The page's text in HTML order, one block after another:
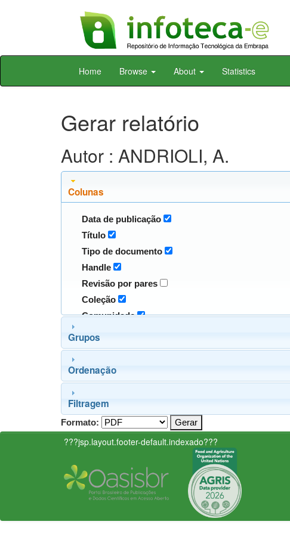
Skip
Home Browse About Statistics
Gerar relatório
Autor : ANDRIOLI, A.
Colunas
Data de publicação
Título
Tipo de documento
Handle
Revisão por pares
Coleção
Comunidade
Grupos
Ordenação
Filtragem
Formato:
???jsp.layout.footer-default.indexado???